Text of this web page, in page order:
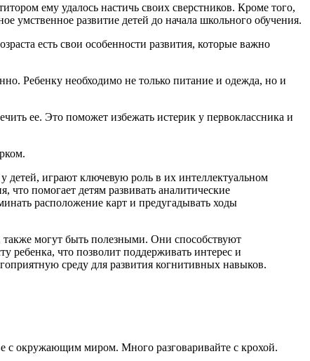
ему удалось настичь своих сверстников. Кроме того,
умственное развитие детей до начала школьного обучения.
есть свои особенности развития, которые важно
Ребенку необходимо не только питание и одежда, но и
ее. Это поможет избежать истерик у первоклассника и
играют ключевую роль в их интеллектуальном
помогает детям развивать аналитические
расположение карт и предугадывать ходы
могут быть полезными. Они способствуют
что позволит поддерживать интерес и
среду для развития когнитивных навыков.
с окружающим миром. Много разговаривайте с крохой.